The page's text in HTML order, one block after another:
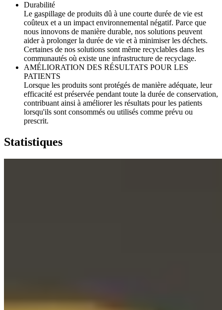
Durabilité
Le gaspillage de produits dû à une courte durée de vie est
coûteux et a un impact environnemental négatif. Parce que
nous innovons de manière durable, nos solutions peuvent
aider à prolonger la durée de vie et à minimiser les déchets.
Certaines de nos solutions sont même recyclables dans les
communautés où existe une infrastructure de recyclage.
AMÉLIORATION DES RÉSULTATS POUR LES
PATIENTS
Lorsque les produits sont protégés de manière adéquate, leur
efficacité est préservée pendant toute la durée de conservation,
contribuant ainsi à améliorer les résultats pour les patients
lorsqu'ils sont consommés ou utilisés comme prévu ou
prescrit.
Statistiques